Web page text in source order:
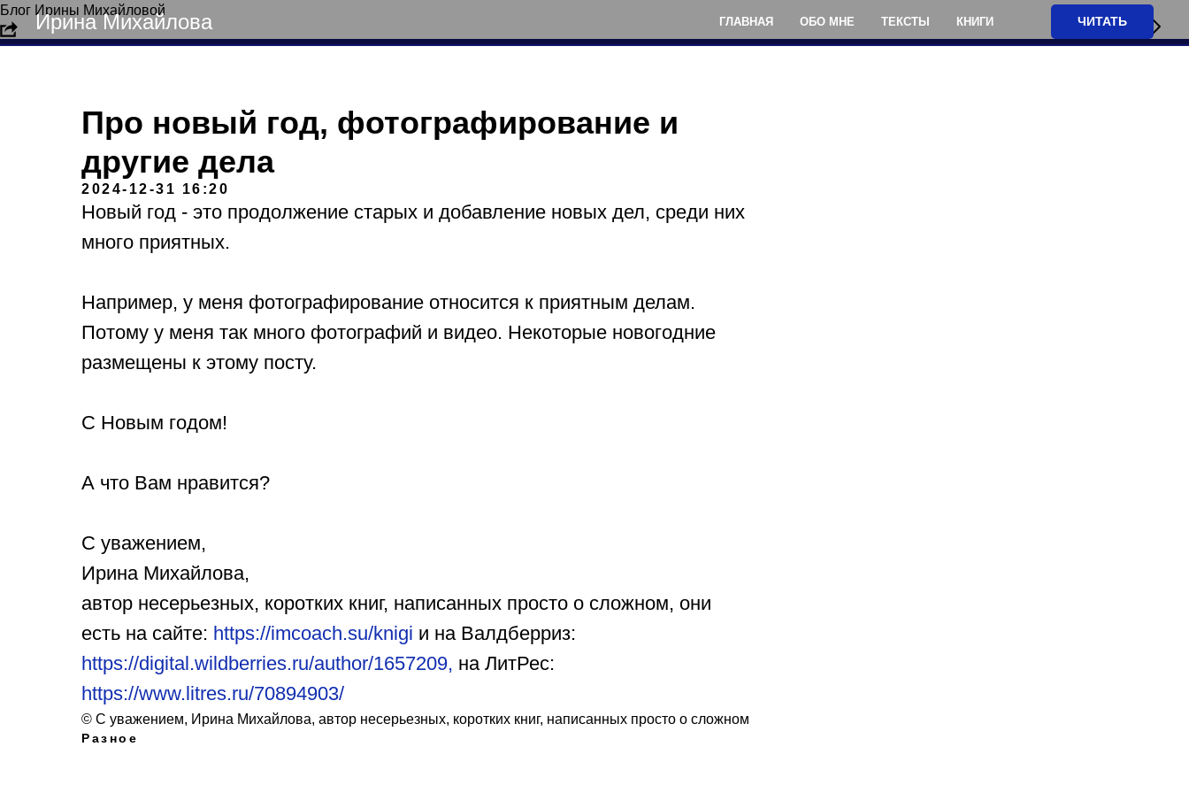
Блог Ирины Михайловой
Про новый год, фотографирование и
другие дела
2024-12-31 16:20
Новый год - это продолжение старых и добавление новых дел, среди них
много приятных.
Например, у меня фотографирование относится к приятным делам.
Потому у меня так много фотографий и видео. Некоторые новогодние
размещены к этому посту.
С Новым годом!
А что Вам нравится?
С уважением,
Ирина Михайлова,
автор несерьезных, коротких книг, написанных просто о сложном, они
есть на сайте: https://imcoach.su/knigi и на Валдберриз:
https://digital.wildberries.ru/author/1657209, на ЛитРес:
https://www.litres.ru/70894903/
© С уважением, Ирина Михайлова, автор несерьезных, коротких книг, написанных просто о сложном
Разное
Ирина Михайлова ГЛАВНАЯ ОБО МНЕ ТЕКСТЫ КНИГИ ЧИТАТЬ